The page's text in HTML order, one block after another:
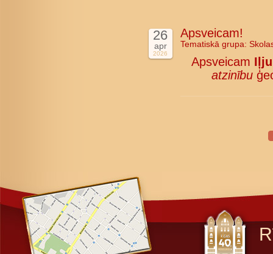
26
apr
2026
Apsveicam!
Tematiskā grupa:
Apsveicam
atzinību